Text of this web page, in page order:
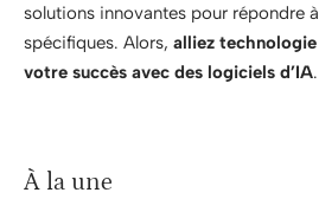
solutions innovantes pour répondre
spécifiques. Alors, alliez
votre succès avec des logiciels d’IA.
À la une